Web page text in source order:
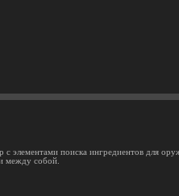
элементами поиска ингредиентов для
между собой.